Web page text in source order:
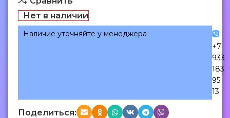
Нет в наличии
Наличие уточняйте у менеджера
+7
933
183
95
13
Поделиться: